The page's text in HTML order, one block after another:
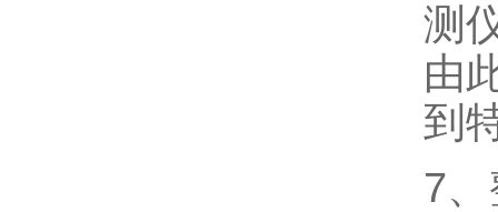
测
由
到
7